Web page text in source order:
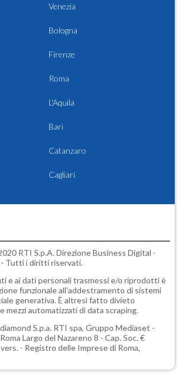
Venezia
Bologna
Firenze
Roma
L'Aquila
Bari
Catanzaro
Cagliari
RTI S.p.A. Direzione Business Digital -
- Tutti i diritti riservati.
e ai dati personali trasmessi e/o riprodotti è
funzionale all'addestramento di sistemi
generativa. È altresì fatto divieto
mezzi automatizzati di data scraping.
S.p.a. RTI spa, Gruppo Mediaset -
Largo del Nazareno 8 - Cap. Soc. €
- Registro delle Imprese di Roma,